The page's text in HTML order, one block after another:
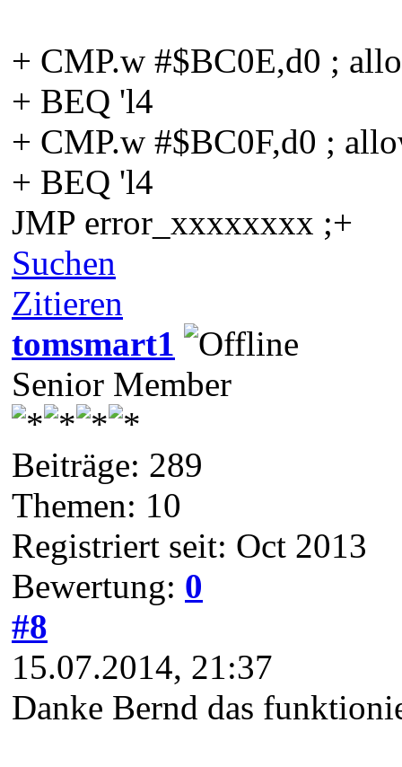
+ CMP.w #$BC0E,d0 ;
+ BEQ 'l4
+ CMP.w #$BC0F,d0 ;
+ BEQ 'l4
JMP error_xxxxxxxx ;+
Suchen
Zitieren
tomsmart1
Senior Member
Beiträge: 289
Themen: 10
Registriert seit: Oct 2013
Bewertung: 0
#8
15.07.2014, 21:37
Danke Bernd das